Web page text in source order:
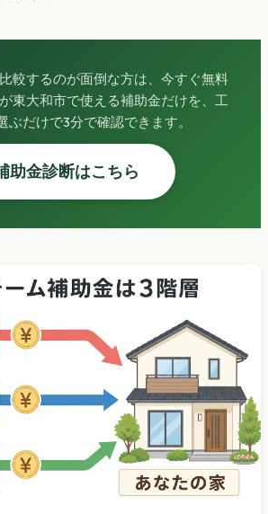
較するのが面倒な方は、今すぐ無料
東大和市で使える補助金だけを、工
ぶだけで3分で確認できます。
助金診断はこちら